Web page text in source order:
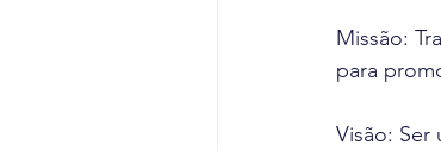
Missão:
para
Visão: